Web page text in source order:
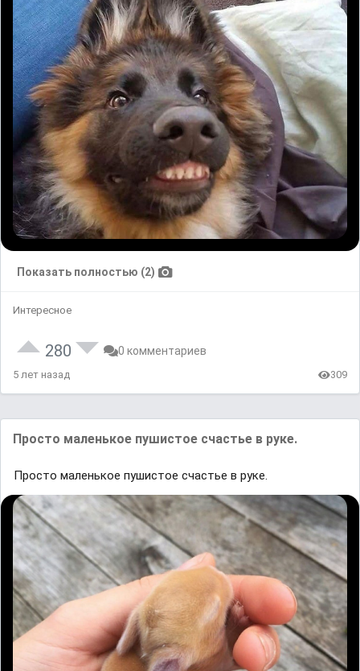
Показать полностью (2)
Интересное
280 0 комментариев
5 лет назад 309
Просто маленькое пушистое счастье в руке.
Просто маленькое пушистое счастье в руке.